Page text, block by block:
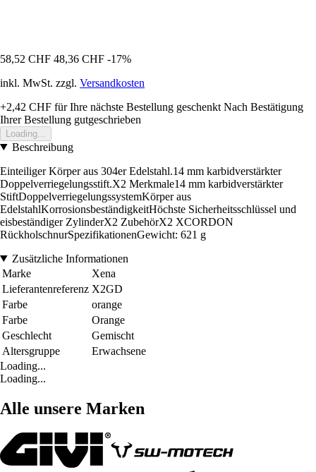
58,52 CHF 48,36 CHF -17%
inkl. MwSt. zzgl. Versandkosten
+2,42 CHF für Ihre nächste Bestellung geschenkt Nach Bestätigung
Ihrer Bestellung gutgeschrieben
Loading...
Beschreibung
Einteiliger Körper aus 304er Edelstahl.14 mm karbidverstärkter
Doppelverriegelungsstift.X2 Merkmale14 mm karbidverstärkter
StiftDoppelverriegelungssystemKörper aus
EdelstahlKorrosionsbeständigkeitHöchste Sicherheitsschlüssel und
eisbeständiger ZylinderX2 ZubehörX2 XCORDON
RückholschnurSpezifikationenGewicht: 621 g
Zusätzliche Informationen
Marke
Xena
Lieferantenreferenz X2GD
Farbe
orange
Farbe
Orange
Geschlecht
Gemischt
Altersgruppe
Erwachsene
Loading...
Loading...
Alle unsere Marken